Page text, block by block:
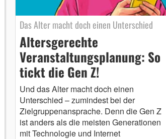
Das Alter macht doch einen Unterschied
Altersgerechte
Veranstaltungsplanung: So
tickt die Gen Z!
Und das Alter macht doch einen
Unterschied – zumindest bei der
Zielgruppenansprache. Denn die Gen Z
ist anders als die meisten Generationen
mit Technologie und Internet